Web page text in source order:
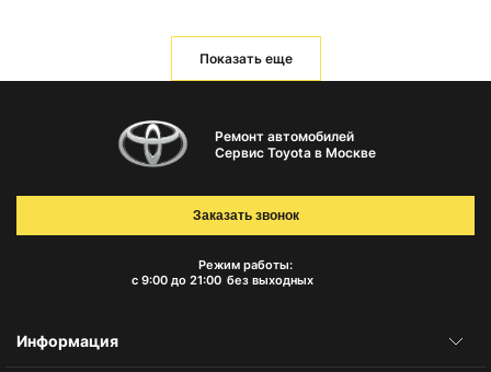
Показать еще
Ремонт автомобилей
Сервис Toyota в Москве
Режим работы:
с 9:00 до 21:00 без выходных
Заказать звонок
Информация